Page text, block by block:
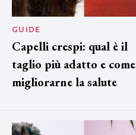
GUIDE
Capelli crespi: qual è il
taglio più adatto e come
migliorarne la salute